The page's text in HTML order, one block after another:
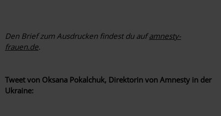
Den Brief zum Ausdrucken findest du aufamnesty-
frauen.de.
Tweet von Oksana Pokalchuk, Direktorin von Amnesty in der
Ukraine: